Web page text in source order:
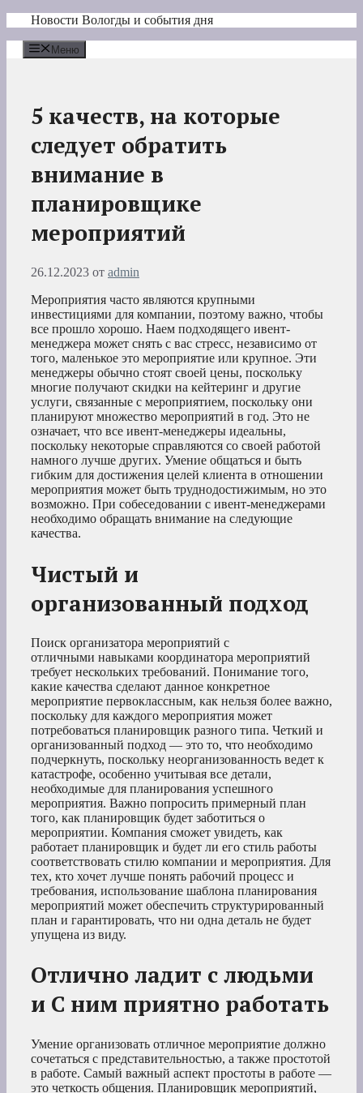
Перейти
содержимому
Новости Вологды и события дня
Меню
5 качеств, на которые
следует обратить
внимание в
планировщике
мероприятий
26.12.2023 от admin
Мероприятия часто являются крупными
инвестициями для компании, поэтому важно, чтобы
все прошло хорошо. Наем подходящего ивент-
менеджера может снять с вас стресс, независимо от
того, маленькое это мероприятие или крупное. Эти
менеджеры обычно стоят своей цены, поскольку
многие получают скидки на кейтеринг и другие
услуги, связанные с мероприятием, поскольку они
планируют множество мероприятий в год. Это не
означает, что все ивент-менеджеры идеальны,
поскольку некоторые справляются со своей работой
намного лучше других. Умение общаться и быть
гибким для достижения целей клиента в отношении
мероприятия может быть труднодостижимым, но это
возможно. При собеседовании с ивент-менеджерами
необходимо обращать внимание на следующие
качества.
Чистый и
организованный подход
Поиск организатора мероприятий с
отличными навыками координатора мероприятий
требует нескольких требований. Понимание того,
какие качества сделают данное конкретное
мероприятие первоклассным, как нельзя более важно,
поскольку для каждого мероприятия может
потребоваться планировщик разного типа. Четкий и
организованный подход — это то, что необходимо
подчеркнуть, поскольку неорганизованность ведет к
катастрофе, особенно учитывая все детали,
необходимые для планирования успешного
мероприятия. Важно попросить примерный план
того, как планировщик будет заботиться о
мероприятии. Компания сможет увидеть, как
работает планировщик и будет ли его стиль работы
соответствовать стилю компании и мероприятия. Для
тех, кто хочет лучше понять рабочий процесс и
требования, использование шаблона планирования
мероприятий может обеспечить структурированный
план и гарантировать, что ни одна деталь не будет
упущена из виду.
Отлично ладит с людьми
и С ним приятно работать
Умение организовать отличное мероприятие должно
сочетаться с представительностью, а также простотой
в работе. Самый важный аспект простоты в работе —
это четкость общения. Планировщик мероприятий,